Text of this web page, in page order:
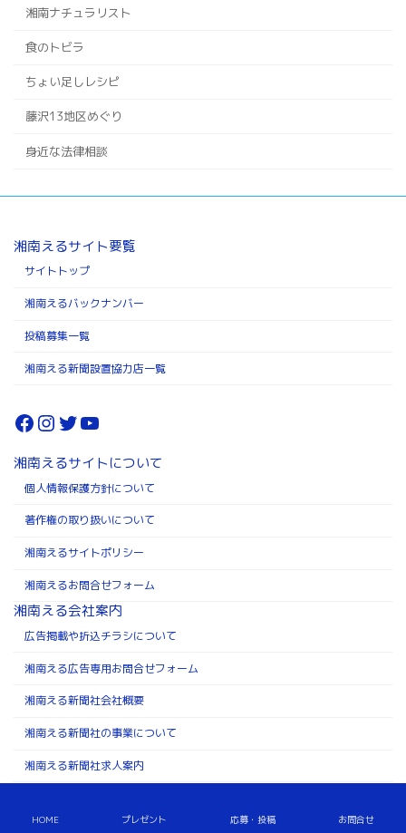
湘南ナチュラリスト
食のトビラ
ちょい足しレシピ
藤沢13地区めぐり
身近な法律相談
湘南えるサイト要覧
サイトトップ
湘南えるバックナンバー
投稿募集一覧
湘南える新聞設置協力店一覧
Facebook
Instagram
Twitter
YouTube
湘南えるサイトについて
個人情報保護方針について
著作権の取り扱いについて
湘南えるサイトポリシー
湘南えるお問合せフォーム
湘南える会社案内
広告掲載や折込チラシについて
湘南える広告専用お問合せフォーム
湘南える新聞社会社概要
湘南える新聞社の事業について
湘南える新聞社求人案内
HOME プレゼント 応募・投稿 お問合せ